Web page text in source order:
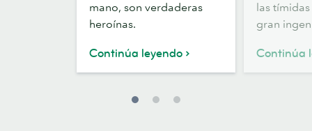
mano, son verdaderas
heroínas.
Continúa leyendo
las
gran
Continúa